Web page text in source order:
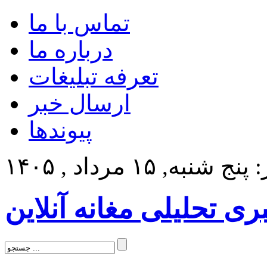
تماس با ما
درباره ما
تعرفه تبلیغات
ارسال خبر
پیوندها
۱۵ مرداد , ۱۴۰۵
تحلیلی مغانه آنلاین